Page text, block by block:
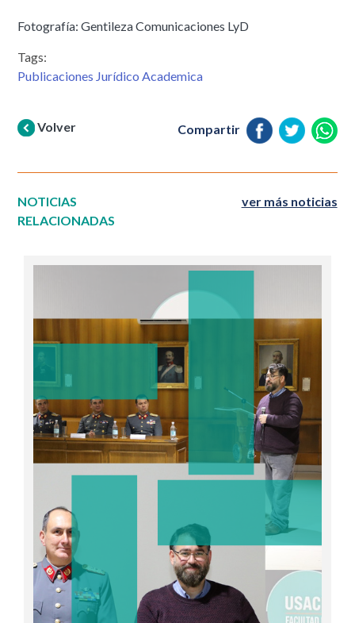
Fotografía: Gentileza Comunicaciones LyD
Tags:
Publicaciones Jurídico Academica
Volver Compartir
NOTICIAS
RELACIONADAS
ver más noticias